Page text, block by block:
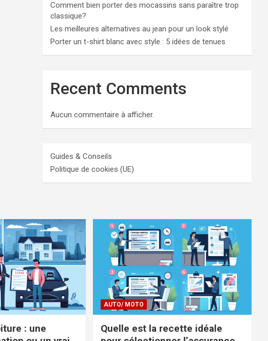
Comment bien porter des mocassins sans paraître trop
classique?
Les meilleures alternatives au jean pour un look stylé
Porter un t-shirt blanc avec style : 5 idées de tenues
Recent Comments
Aucun commentaire à afficher.
Guides & Conseils
Politique de cookies (UE)
: une
AUTO/ MOTO
Quelle est la recette idéale